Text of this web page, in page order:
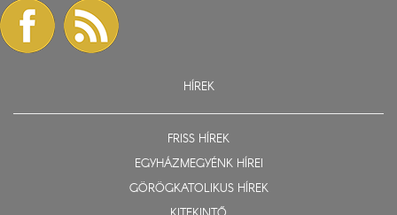
HÍREK
FRISS HÍREK
EGYHÁZMEGYÉNK HÍREI
GÖRÖGKATOLIKUS HÍREK